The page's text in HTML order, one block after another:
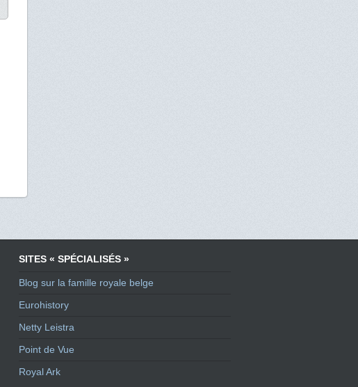
SITES « SPÉCIALISÉS »
Blog sur la famille royale belge
Eurohistory
Netty Leistra
Point de Vue
Royal Ark